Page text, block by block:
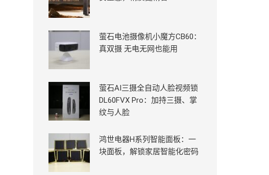
萤石电池摄像机小魔方CB60：
真双摄 无电无网也能用
萤石AI三摄全自动人脸视频锁
DL60FVX Pro：加持三摄、掌
纹与人脸
鸿世电器H系列智能面板：一
块面板，解锁家居智能化密码